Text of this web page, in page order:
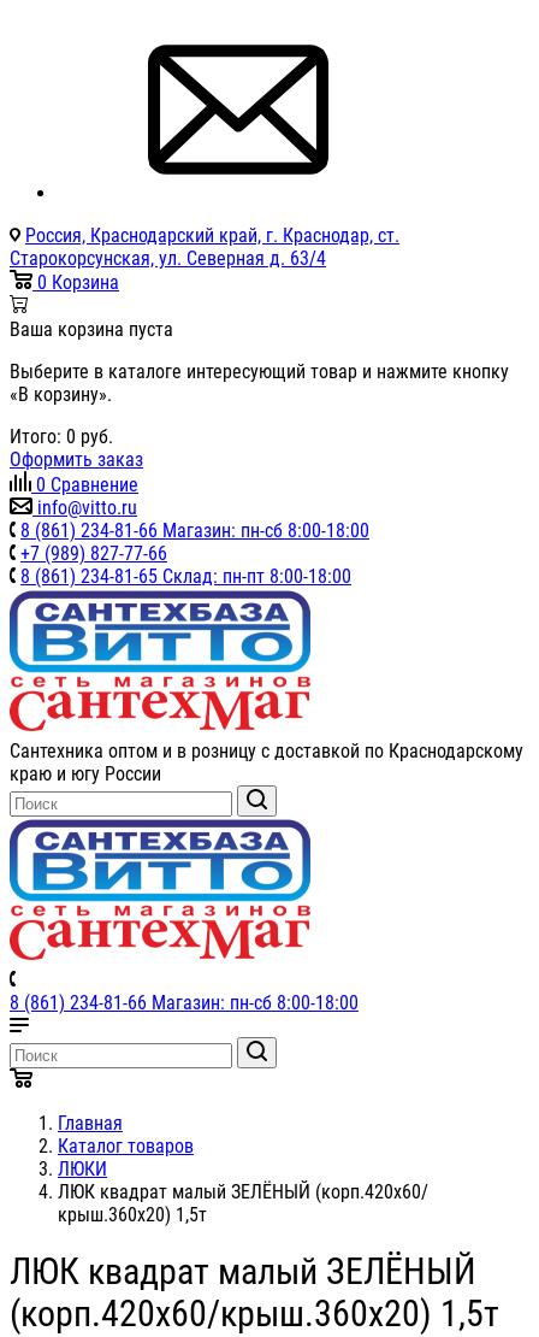
Россия, Краснодарский край, г. Краснодар, ст.
Старокорсунская, ул. Северная д. 63/4
0 Корзина
Ваша корзина пуста
Выберите в каталоге интересующий товар и нажмите кнопку
«В корзину».
Итого: 0 руб.
Оформить заказ
0 Сравнение
info@vitto.ru
8 (861) 234-81-66 Магазин: пн-сб 8:00-18:00
+7 (989) 827-77-66
8 (861) 234-81-65 Склад: пн-пт 8:00-18:00
Сантехника оптом и в розницу с доставкой по Краснодарскому
краю и югу России
8 (861) 234-81-66 Магазин: пн-сб 8:00-18:00
Главная
Каталог товаров
ЛЮКИ
ЛЮК квадрат малый ЗЕЛЁНЫЙ (корп.420х60/
крыш.360х20) 1,5т
ЛЮК квадрат малый ЗЕЛЁНЫЙ
(корп.420х60/крыш.360х20) 1,5т